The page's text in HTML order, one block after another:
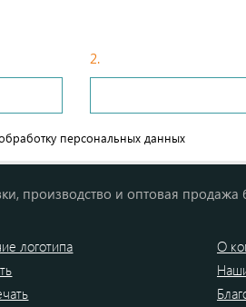
2.С Вами свяжется
персональных данных
производство и оптовая
логотипа
О